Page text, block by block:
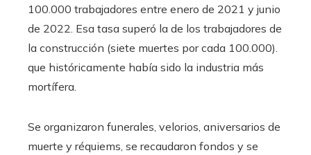
100.000 trabajadores entre enero de 2021 y junio
de 2022. Esa tasa superó la de los trabajadores de
la construcción (siete muertes por cada 100.000).
que históricamente había sido la industria más
mortífera.
Se organizaron funerales, velorios, aniversarios de
muerte y réquiems, se recaudaron fondos y se